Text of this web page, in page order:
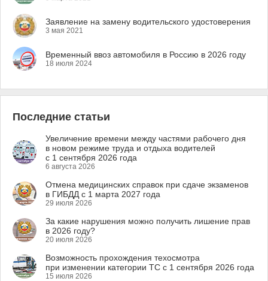
Заявление на замену водительского удостоверения
3 мая 2021
Временный ввоз автомобиля в Россию в 2026 году
18 июля 2024
Последние статьи
Увеличение времени между частями рабочего дня
в новом режиме труда и отдыха водителей
с 1 сентября 2026 года
6 августа 2026
Отмена медицинских справок при сдаче экзаменов
в ГИБДД с 1 марта 2027 года
29 июля 2026
За какие нарушения можно получить лишение прав
в 2026 году?
20 июля 2026
Возможность прохождения техосмотра
при изменении категории ТС с 1 сентября 2026 года
15 июля 2026